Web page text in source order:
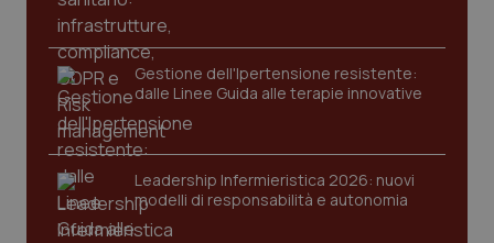
Gestione dell'Ipertensione resistente:
dalle Linee Guida alle terapie innovative
Leadership Infermieristica 2026: nuovi
modelli di responsabilità e autonomia